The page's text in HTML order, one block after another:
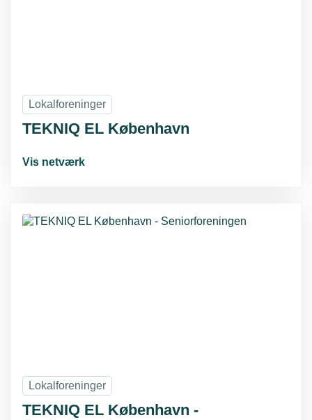
Lokalforeninger
TEKNIQ EL København
Vis netværk
Lokalforeninger
TEKNIQ EL København -